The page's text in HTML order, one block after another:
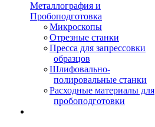
Металлография и
Пробоподготовка
Микроскопы
Отрезные станки
Пресса для запрессовки
образцов
Шлифовально-
полировальные станки
Расходные материалы для
пробоподготовки